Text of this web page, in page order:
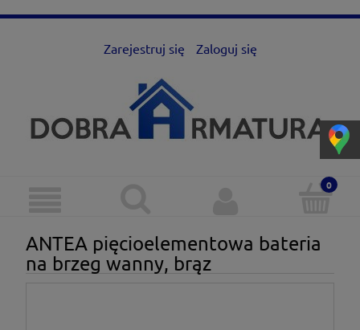
Zarejestruj się Zaloguj się
ANTEA pięcioelementowa bateria
na brzeg wanny, brąz